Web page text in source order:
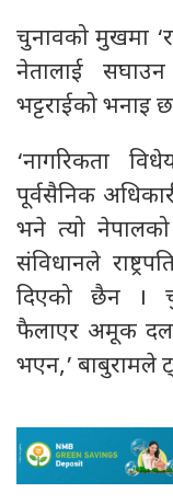
चुनावको मुखमा
नेतालाई सघाउन
भट्टराईको भनाइ
‘नागरिकता
पूर्वसैनिक
भने त्यो
संविधानले
दिएको छैन ।
फैलाएर अमूक
भएन,’ बाबुरामले